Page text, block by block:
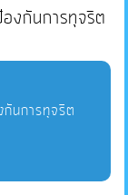
งกันการทุจริต
กันการทุจริต